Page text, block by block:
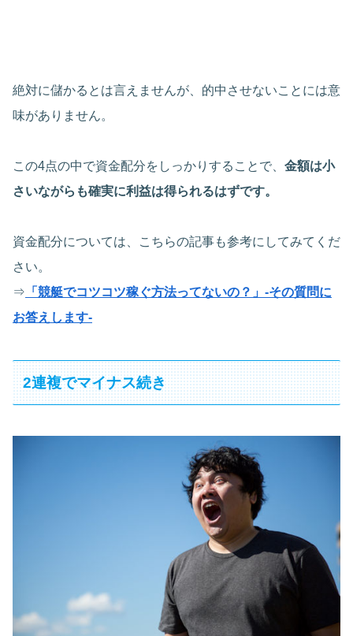
絶対に儲かるとは言えませんが、的中させないことには意
味がありません。
この4点の中で資金配分をしっかりすることで、 金額は小
さいながらも確実に利益は得られるはずです。
資金配分については、こちらの記事も参考にしてみてくだ
さい。
⇒ 「競艇でコツコツ稼ぐ方法ってないの？」-その質問に
お答えします-
2連複でマイナス続き